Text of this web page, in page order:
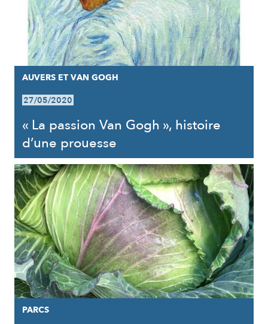
AUVERS ET VAN GOGH
27/05/2020
« La passion Van Gogh », histoire
d’une prouesse
PARCS